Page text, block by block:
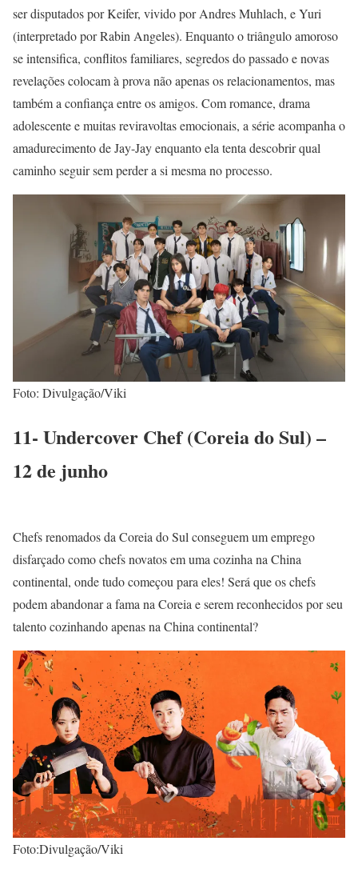
ser disputados por Keifer, vivido por Andres Muhlach, e Yuri
(interpretado por Rabin Angeles). Enquanto o triângulo amoroso
se intensifica, conflitos familiares, segredos do passado e novas
revelações colocam à prova não apenas os relacionamentos, mas
também a confiança entre os amigos. Com romance, drama
adolescente e muitas reviravoltas emocionais, a série acompanha o
amadurecimento de Jay-Jay enquanto ela tenta descobrir qual
caminho seguir sem perder a si mesma no processo.
Foto: Divulgação/Viki
11- Undercover Chef (Coreia do Sul) –
12 de junho
Chefs renomados da Coreia do Sul conseguem um emprego
disfarçado como chefs novatos em uma cozinha na China
continental, onde tudo começou para eles! Será que os chefs
podem abandonar a fama na Coreia e serem reconhecidos por seu
talento cozinhando apenas na China continental?
Foto:Divulgação/Viki